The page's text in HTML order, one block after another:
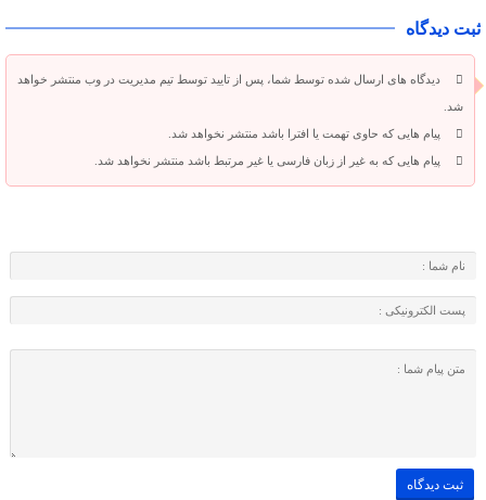
ثبت دیدگاه
دیدگاه های ارسال شده توسط شما، پس از تایید توسط تیم مدیریت در وب منتشر خواهد
شد.
پیام هایی که حاوی تهمت یا افترا باشد منتشر نخواهد شد.
پیام هایی که به غیر از زبان فارسی یا غیر مرتبط باشد منتشر نخواهد شد.